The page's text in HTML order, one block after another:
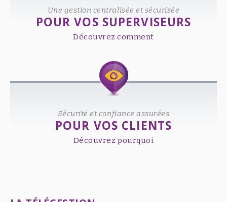
Une gestion centralisée et sécurisée
POUR VOS SUPERVISEURS
Découvrez comment
Sécurité et confiance assurées
POUR VOS CLIENTS
Découvrez pourquoi